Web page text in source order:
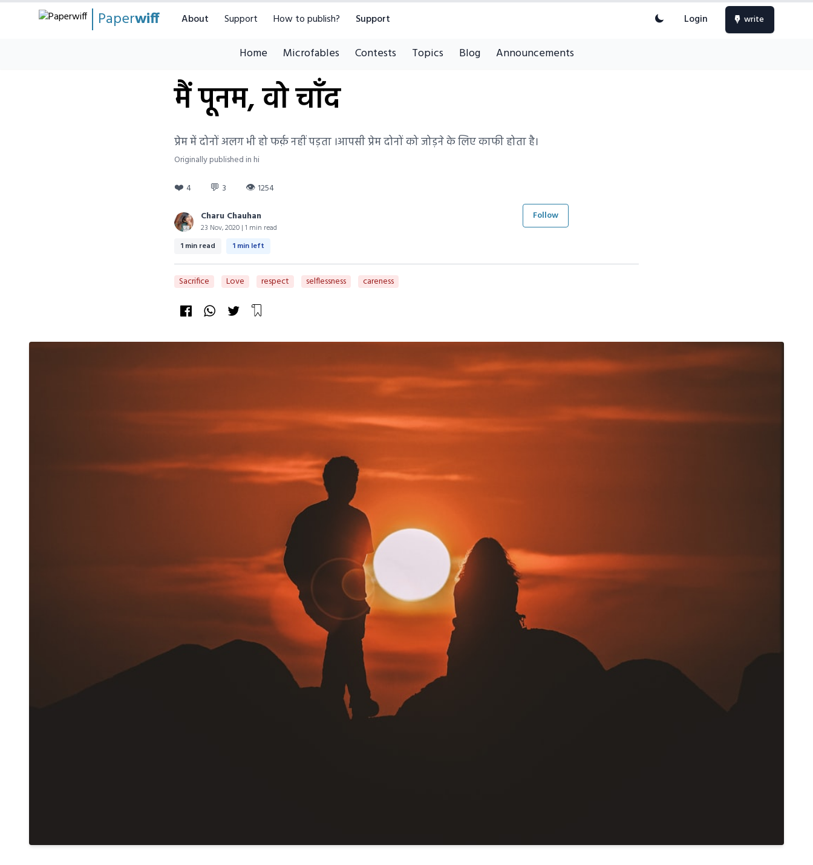
Paperwiff About Support How to publish? Support Login write
Home Microfables Contests Topics Blog Announcements
मैं पूनम, वो चाँद
प्रेम में दोनों अलग भी हो फर्क़ नहीं पड़ता ।आपसी प्रेम दोनों को जोड़ने के लिए काफी होता है।
Originally published in hi
❤️ 4 💬 3 👁 1254
Charu Chauhan
23 Nov, 2020 | 1 min read
Follow
1 min read 1 min left
Sacrifice Love respect selflessness careness